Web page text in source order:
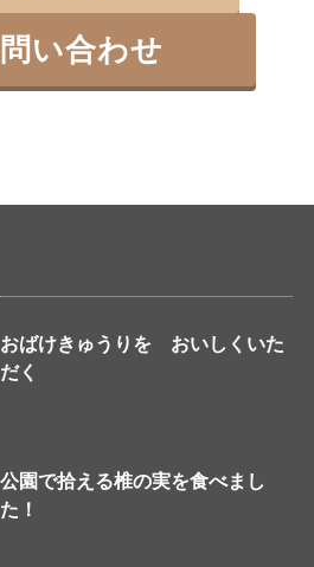
い合わせ
おばけきゅうりを おいしくいた
だく
公園で拾える椎の実を食べまし
た！